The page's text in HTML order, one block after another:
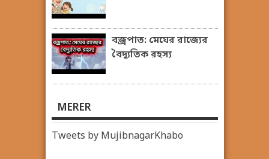
বজ্রপাত: মেঘের রাজ্যের
বৈদ্যুতিক রহস্য
MERER
Tweets by MujibnagarKhabo